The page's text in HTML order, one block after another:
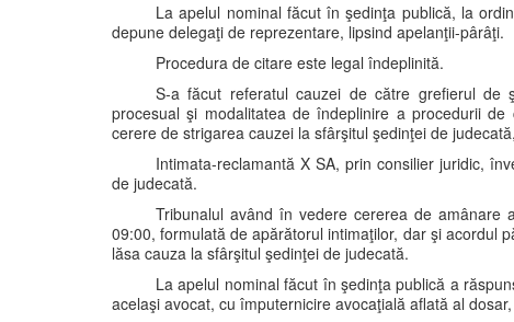
La apelul nominal făcut în şedinţa publică, la
depune delegaţi de reprezentare, lipsind apelanţii-pârâţi.
Procedura de citare este legal îndeplinită.
S-a făcut referatul cauzei de către grefierul de
procesual şi modalitatea de îndeplinire a procedurii
cerere de strigarea cauzei la sfârşitul şedinţei de
Intimata-reclamantă X SA, prin consilier juridic,
de judecată.
Tribunalul având în vedere cererea de amânare
09:00, formulată de apărătorul intimaţilor, dar şi acordul
lăsa cauza la sfârşitul şedinţei de judecată.
La apelul nominal făcut în şedinţa publică a
acelaşi avocat, cu împuternicire avocaţială aflată al